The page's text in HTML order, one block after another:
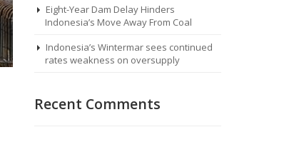
Eight-Year Dam Delay Hinders
Indonesia’s Move Away From Coal
Indonesia’s Wintermar sees continued
rates weakness on oversupply
Recent Comments